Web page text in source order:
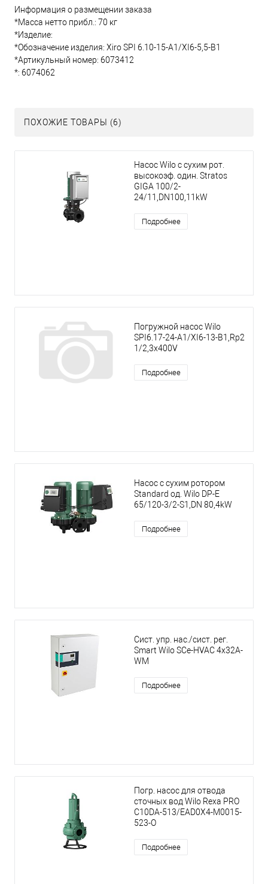
Информация о размещении заказа
*Масса нетто прибл.: 70 кг
*Изделие:
*Обозначение изделия: Xiro SPI 6.10-15-A1/XI6-5,5-B1
*Артикульный номер: 6073412
*: 6074062
ПОХОЖИЕ ТОВАРЫ (6)
Насос Wilo с сухим рот.
высокоэф. один. Stratos
GIGA 100/2-
24/11,DN100,11kW
Подробнее
Погружной насос Wilo
SPI6.17-24-A1/XI6-13-B1,Rp2
1/2,3x400V
Подробнее
Насос с сухим ротором
Standard од. Wilo DP-E
65/120-3/2-S1,DN 80,4kW
Подробнее
Сист. упр. нас./сист. рег.
Smart Wilo SCe-HVAC 4x32A-
WM
Подробнее
Погр. насос для отвода
сточных вод Wilo Rexa PRO
C10DA-513/EAD0X4-M0015-
523-O
Подробнее